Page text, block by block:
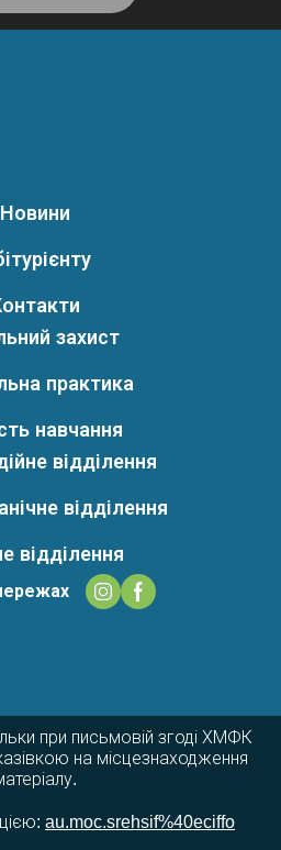
Новини
захист
практика
навчання
відділення
відділення
відділення
при письмовій згоді ХМФК
на місцезнаходження
au.moc.srehsif%40eciffo